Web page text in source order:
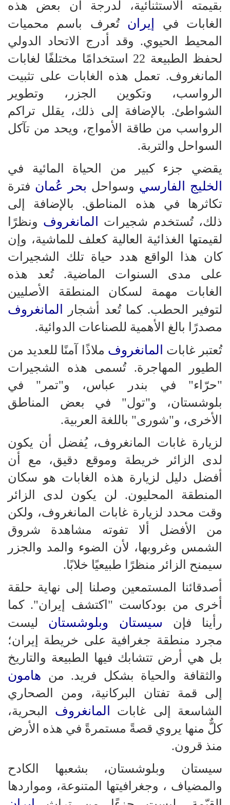
بقيمته الاستثنائية، لدرجة أن بعض هذه
الغابات في
إيران تُعرف باسم محميات
المحيط الحيوي. وقد أدرج الاتحاد الدولي
لحفظ الطبيعة 22 استخدامًا مختلفًا لغابات
المانغروف. تعمل هذه الغابات على تثبيت
الرواسب، وتكوين الجزر، وتطوير
الشواطئ. بالإضافة إلى ذلك، يقلل تراكم
الرواسب من طاقة الأمواج، ويحد من تآكل
السواحل والتربة.
يقضي جزء كبير من الحياة المائية في
الخليج الفارسي وسواحل بحر عُمان فترة
تكاثرها في هذه المناطق. بالإضافة إلى
ذلك، تُستخدم شجيرات
المانغروف ونظرًا
لقيمتها الغذائية العالية كعلف للماشية، وإن
كان هذا الواقع هدد حياة تلك الشجيرات
على مدى السنوات الماضية. تُعد هذه
الغابات مهمة لسكان المنطقة الأصليين
لتوفير الحطب. كما تُعد أشجار
المانغروف
مصدرًا بالغ الأهمية للصناعات الدوائية.
تُعتبر غابات
المانغروف ملاذًا آمنًا للعديد من
الطيور المهاجرة. تُسمى هذه الشجيرات
"حرّاء" في بندر عباس، و"تمر" في
بلوشستان، و"تول" في بعض المناطق
الأخرى، و"شورى" باللغة العربية.
لزيارة غابات المانغروف، يُفضل أن يكون
لدى الزائر خريطة وموقع دقيق، مع أن
أفضل دليل لزيارة هذه الغابات هو سكان
المنطقة المحليون. لن يكون لدى الزائر
وقت محدد لزيارة غابات المانغروف، ولكن
من الأفضل ألا تفوته مشاهدة شروق
الشمس وغروبها، لأن الضوء والمد والجزر
سيمنح الزائر منظرًا طبيعيًا خلابًا.
أصدقائنا المستمعين وصلنا إلى نهاية حلقة
أخرى من بودكاست "اكتشف إيران". كما
رأينا فإن سيستان وبلوشستان ليست
مجرد منطقة جغرافية على خريطة إيران؛
بل هي أرض تتشابك فيها الطبيعة والتاريخ
والثقافة والحياة بشكل فريد. من هامون
إلى قمة تفتان البركانية، ومن الصحاري
الشاسعة إلى غابات
المانغروف البحرية،
كلٌّ منها يروي قصةً مستمرةً في هذه الأرض
منذ قرون.
سيستان وبلوشستان، بشعبها الكادح
والمضياف ، وجغرافيتها المتنوعة، ومواردها